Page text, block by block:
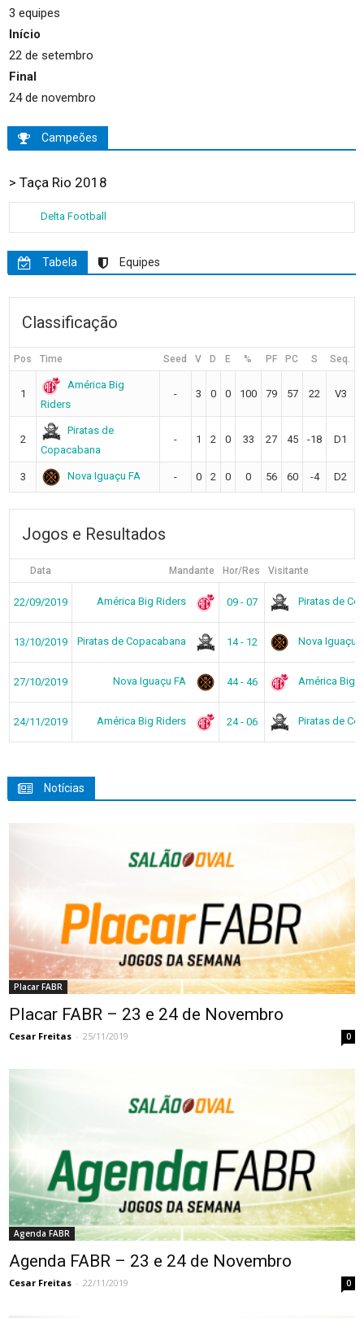
3 equipes
Início
22 de setembro
Final
24 de novembro
Campeões
> Taça Rio 2018
Delta Football
Tabela Equipes
Classificação
Pos Time Seed V D E % PF PC S Seq.
1
América Big
Riders
- 3 0 0 100 79 57 22 V3
2
Piratas de
Copacabana
- 1 2 0 33 27 45 -18 D1
3 Nova Iguaçu FA - 0 2 0 0 56 60 -4 D2
Jogos e Resultados
Data Mandante Hor/Res Visitante
22/09/2019 América Big Riders 09 - 07 Piratas de
13/10/2019 Piratas de Copacabana 14 - 12 Nova Iguaçu
27/10/2019 Nova Iguaçu FA 44 - 46 América Big
24/11/2019 América Big Riders 24 - 06 Piratas de
Notícias
Placar FABR
Placar FABR – 23 e 24 de Novembro
Cesar Freitas - 25/11/2019 0
Agenda FABR
Agenda FABR – 23 e 24 de Novembro
Cesar Freitas - 22/11/2019 0